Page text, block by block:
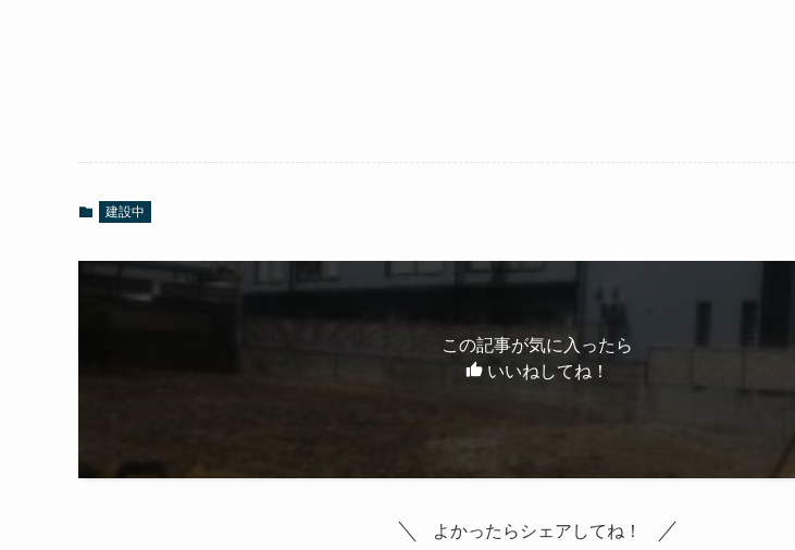
建設中
この記事が気に入ったら
いいねしてね！
よかったらシェアしてね！